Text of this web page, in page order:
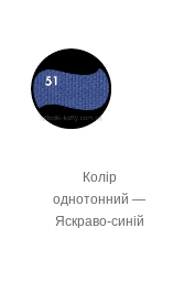
Колір
однотонний —
Яскраво-синій